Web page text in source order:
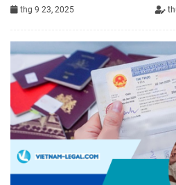
thg 9 23, 2025